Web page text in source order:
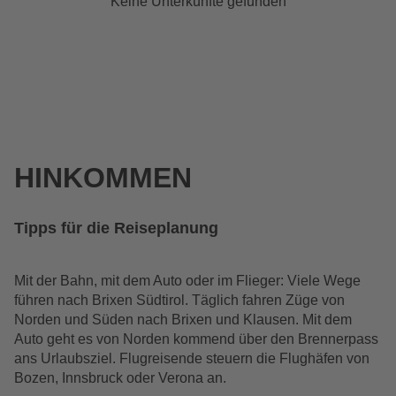
HINKOMMEN
Tipps für die Reiseplanung
Mit der Bahn, mit dem Auto oder im Flieger: Viele Wege
führen nach Brixen Südtirol. Täglich fahren Züge von
Norden und Süden nach Brixen und Klausen. Mit dem
Auto geht es von Norden kommend über den Brennerpass
ans Urlaubsziel. Flugreisende steuern die Flughäfen von
Bozen, Innsbruck oder Verona an.